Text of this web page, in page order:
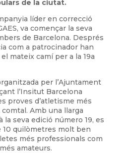
de la ciutat.
líder en correcció
va començar la seva
de Barcelona. Després
com a patrocinador han
mateix camí per a la 19a
per l’Ajuntament
l’Insitut Barcelona
proves d’atletisme més
Amb una llarga
la seva edició número 19, es
10 quilòmetres molt ben
més professionals com
amateurs.